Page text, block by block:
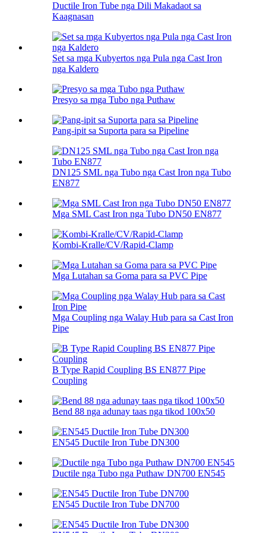
Ductile Iron Tube nga Dili Makadaot sa
Kaagnasan
Set sa mga Kubyertos nga Pula nga Cast Iron
nga Kaldero
Presyo sa mga Tubo nga Puthaw
Pang-ipit sa Suporta para sa Pipeline
DN125 SML nga Tubo nga Cast Iron nga Tubo
EN877
Mga SML Cast Iron nga Tubo DN50 EN877
Kombi-Kralle/CV/Rapid-Clamp
Mga Lutahan sa Goma para sa PVC Pipe
Mga Coupling nga Walay Hub para sa Cast Iron
Pipe
B Type Rapid Coupling BS EN877 Pipe
Coupling
Bend 88 nga adunay taas nga tikod 100х50
EN545 Ductile Iron Tube DN300
Ductile nga Tubo nga Puthaw DN700 EN545
EN545 Ductile Iron Tube DN700